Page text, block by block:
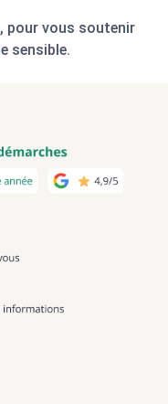
pour vous soutenir
sensible.